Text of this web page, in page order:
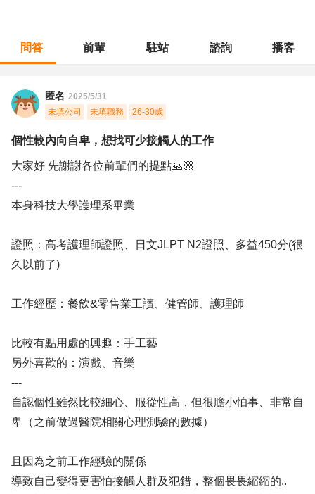
問答 前輩 駐站 諮詢 播客
匿名 2025/5/31
未填公司
未填職務 26-30歲
個性較內向自卑，想找可少接觸人的工作
大家好 先謝謝各位前輩們的提點🙏🏼
---
本身科技大學護理系畢業
證照：高考護理師證照、日文JLPT N2證照、多益450分(很
久以前了)
工作經歷：餐飲&零售業工讀、健管師、護理師
比較有點用處的興趣：手工藝
另外喜歡的：演戲、音樂
---
自認個性雖然比較細心、服從性高，但很膽小怕事、非常自
卑（之前做過醫院相關心理測驗的數據）
且因為之前工作經驗的關係
導致自己變得更害怕接觸人群及犯錯，整個畏畏縮縮的..